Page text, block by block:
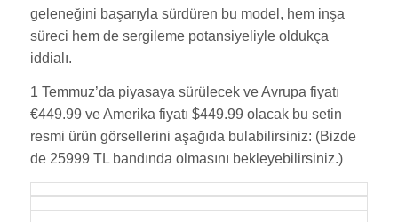
geleneğini başarıyla sürdüren bu model, hem inşa
süreci hem de sergileme potansiyeliyle oldukça
iddialı.
1 Temmuz’da piyasaya sürülecek ve Avrupa fiyatı
€449.99 ve Amerika fiyatı $449.99 olacak bu setin
resmi ürün görsellerini aşağıda bulabilirsiniz: (Bizde
de 25999 TL bandında olmasını bekleyebilirsiniz.)